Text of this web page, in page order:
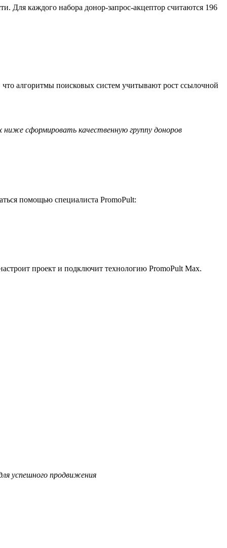
Для каждого набора донор-запрос-акцептор считаются 196
алгоритмы поисковых систем учитывают рост ссылочной
сформировать качественную группу доноров
помощью специалиста PromoPult:
проект и подключит технологию PromoPult Max.
успешного продвижения